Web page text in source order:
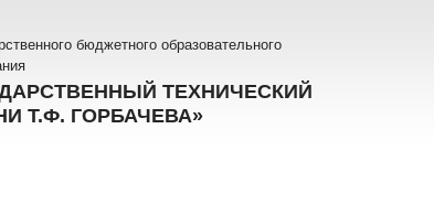
бюджетного образовательного
ТЕХНИЧЕСКИЙ
Т.Ф. ГОРБАЧЕВА»